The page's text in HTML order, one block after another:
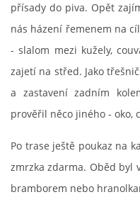
přísady do piva. Opět
nás házení řemenem na
- slalom mezi kužely,
zajetí na střed. Jako
a zastavení zadním
prověřil něco jiného - oko,
Po trase ještě poukaz na
zmrzka zdarma. Oběd byl
bramborem nebo